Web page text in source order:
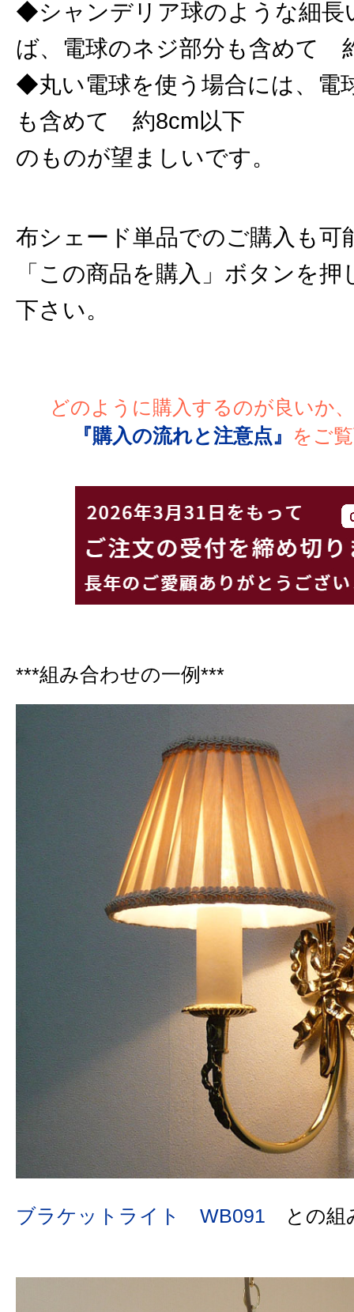
◆シャンデリア球のような細長
ば、電球のネジ部分も含めて
◆丸い電球を使う場合には、電
も含めて 約8cm以下
のものが望ましいです。
布シェード単品でのご購入も可
「この商品を購入」ボタンを押
下さい。
どのように購入するのが良いか
『購入の流れと注意点』
をご
***組み合わせの一例***
ブラケットライト WB091 との組